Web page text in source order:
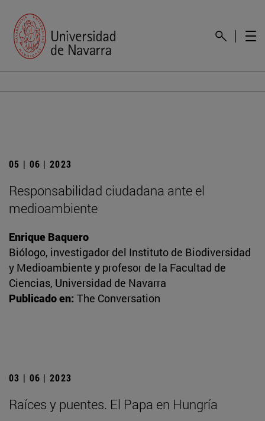
05 | 06 | 2023
Responsabilidad ciudadana ante el
medioambiente
Enrique Baquero
Biólogo, investigador del Instituto de Biodiversidad
y Medioambiente y profesor de la Facultad de
Ciencias, Universidad de Navarra
Publicado en: The Conversation
03 | 06 | 2023
Raíces y puentes. El Papa en Hungría